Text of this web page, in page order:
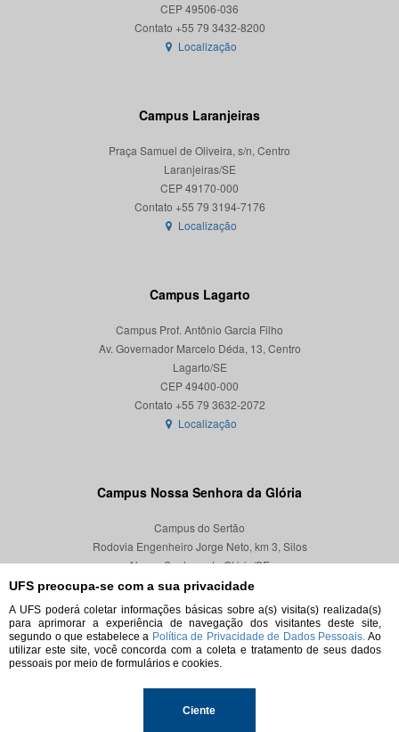
UFS preocupa-se com a sua privacidade
A UFS poderá coletar informações básicas sobre a(s) visita(s) realizada(s)
para aprimorar a experiência de navegação dos visitantes deste site,
segundo o que estabelece a Política de Privacidade de Dados Pessoais. Ao
utilizar este site, você concorda com a coleta e tratamento de seus dados
pessoais por meio de formulários e cookies.
Ciente
CEP 49506-036
Localização
Campus Laranjeiras
Praça Samuel de Oliveira, s/n, Centro
Laranjeiras/SE
CEP 49170-000
Localização
Campus Lagarto
Campus Prof. Antônio Garcia Filho
Av. Governador Marcelo Déda, 13, Centro
Lagarto/SE
CEP 49400-000
Localização
Campus Nossa Senhora da Glória
Campus do Sertão
Rodovia Engenheiro Jorge Neto, km 3, Silos
Nossa Senhora da Glória/SE
CEP 49680-000
Localização
© 2026. Todos os direitos reservados.